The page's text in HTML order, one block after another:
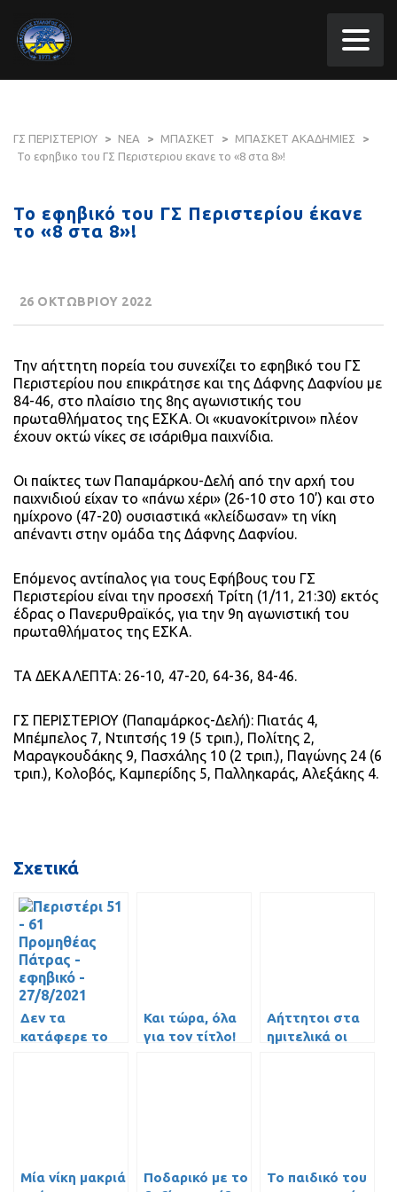
ΓΣ ΠΕΡΙΣΤΕΡΙΟΥ > ΝΕΑ > ΜΠΑΣΚΕΤ > ΜΠΑΣΚΕΤ ΑΚΑΔΗΜΙΕΣ
>
Το εφηβικο του ΓΣ Περιστεριου εκανε το «8 στα 8»!
Το εφηβικό του ΓΣ Περιστερίου έκανε
το «8 στα 8»!
26 ΟΚΤΩΒΡΙΟΥ 2022
Την αήττητη πορεία του συνεχίζει το εφηβικό του ΓΣ
Περιστερίου που επικράτησε και της Δάφνης Δαφνίου με
84-46, στο πλαίσιο της 8ης αγωνιστικής του
πρωταθλήματος της ΕΣΚΑ. Οι «κυανοκίτρινοι» πλέον
έχουν οκτώ νίκες σε ισάριθμα παιχνίδια.
Οι παίκτες των Παπαμάρκου-Δελή από την αρχή του
παιχνιδιού είχαν το «πάνω χέρι» (26-10 στο 10’) και στο
ημίχρονο (47-20) ουσιαστικά «κλείδωσαν» τη νίκη
απέναντι στην ομάδα της Δάφνης Δαφνίου.
Επόμενος αντίπαλος για τους Εφήβους του ΓΣ
Περιστερίου είναι την προσεχή Τρίτη (1/11, 21:30) εκτός
έδρας ο Πανερυθραϊκός, για την 9η αγωνιστική του
πρωταθλήματος της ΕΣΚΑ.
ΤΑ ΔΕΚΑΛΕΠΤΑ: 26-10, 47-20, 64-36, 84-46.
ΓΣ ΠΕΡΙΣΤΕΡΙΟΥ (Παπαμάρκος-Δελή): Πιατάς 4,
Μπέμπελος 7, Ντιπτσής 19 (5 τριπ.), Πολίτης 2,
Μαραγκουδάκης 9, Πασχάλης 10 (2 τριπ.), Παγώνης 24 (6
τριπ.), Κολοβός, Καμπερίδης 5, Παλληκαράς, Αλεξάκης 4.
Σχετικά
Δεν τα
κατάφερε το
Και τώρα, όλα
για τον τίτλο!
Αήττητοι στα
ημιτελικά οι
Μία νίκη μακριά
Ποδαρικό με το
Το παιδικό του